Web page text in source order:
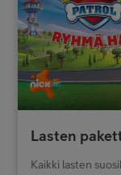
Lasten
Kaikki lasten